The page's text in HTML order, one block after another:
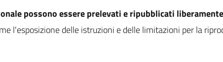
possono essere prelevati e ripubblicati
l'esposizione delle istruzioni e delle limitazioni per la